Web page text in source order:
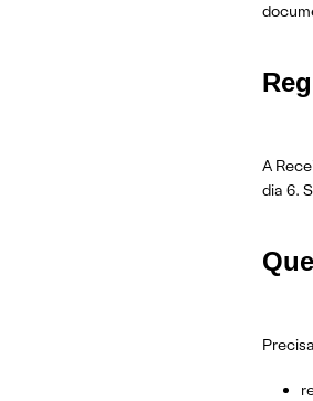
A
dia 6.